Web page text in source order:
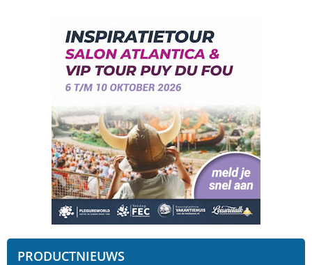
PRODUCTNIEUWS